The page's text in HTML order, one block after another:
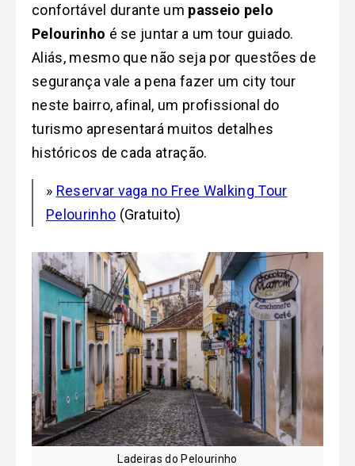
confortável durante um passeio pelo
Pelourinho é se juntar a um tour guiado.
Aliás, mesmo que não seja por questões de
segurança vale a pena fazer um city tour
neste bairro, afinal, um profissional do
turismo apresentará muitos detalhes
históricos de cada atração.
» Reservar vaga no Free Walking Tour
Pelourinho (Gratuito)
Ladeiras do Pelourinho